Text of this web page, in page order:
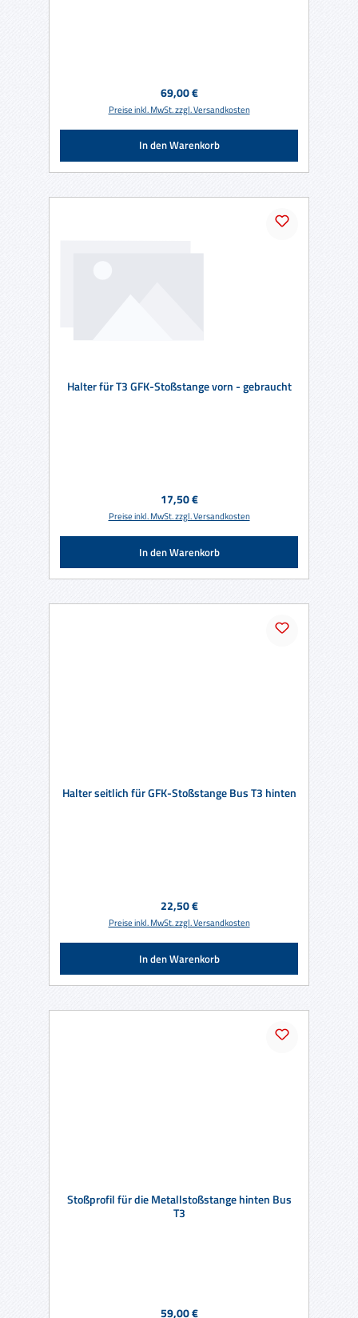
Regulärer Preis:
69,00 €
Preise inkl. MwSt. zzgl. Versandkosten
In den Warenkorb
Halter für T3 GFK-Stoßstange vorn - gebraucht
Regulärer Preis:
17,50 €
Preise inkl. MwSt. zzgl. Versandkosten
In den Warenkorb
Halter seitlich für GFK-Stoßstange Bus T3 hinten
Regulärer Preis:
22,50 €
Preise inkl. MwSt. zzgl. Versandkosten
In den Warenkorb
Stoßprofil für die Metallstoßstange hinten Bus
T3
Regulärer Preis:
59,00 €